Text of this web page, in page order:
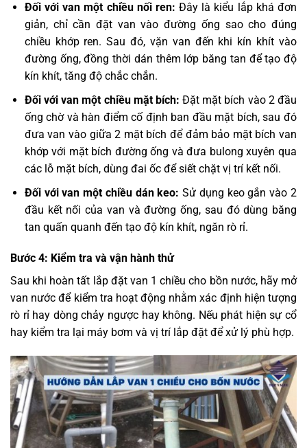
Đối với van một chiều nối ren:Đây là kiểu lắp khá đơn
giản, chỉ cần đặt van vào đường ống sao cho đúng
chiều khớp ren. Sau đó, vặn van đến khi kín khít vào
đường ống, đồng thời dán thêm lớp băng tan để tạo độ
kín khít, tăng độ chắc chắn.
Đối với van một chiều mặt bích:Đặt mặt bích vào 2 đầu
ống chờ và hàn điểm cố định ban đầu mặt bích, sau đó
đưa van vào giữa 2 mặt bích để đảm bảo mặt bích van
khớp với mặt bích đường ống và đưa bulong xuyên qua
các lỗ mặt bích, dùng đai ốc để siết chặt vị trí kết nối.
Đối với van một chiều dán keo:Sử dụng keo gắn vào 2
đầu kết nối của van và đường ống, sau đó dùng băng
tan quấn quanh đến tạo độ kín khít, ngăn rò rỉ.
Bước 4: Kiểm tra và vận hành thử
Sau khi hoàn tất lắp đặt van 1 chiều cho bồn nước, hãy mở
van nước để kiểm tra hoạt động nhằm xác định hiện tượng
rò rỉ hay dòng chảy ngược hay không. Nếu phát hiện sự cổ
hay kiểm tra lại máy bơm và vị trí lắp đặt để xử lý phù hợp.